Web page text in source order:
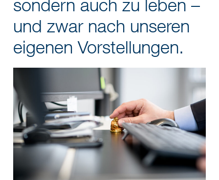
sondern auch zu leben –
und zwar nach unseren
eigenen Vorstellungen.